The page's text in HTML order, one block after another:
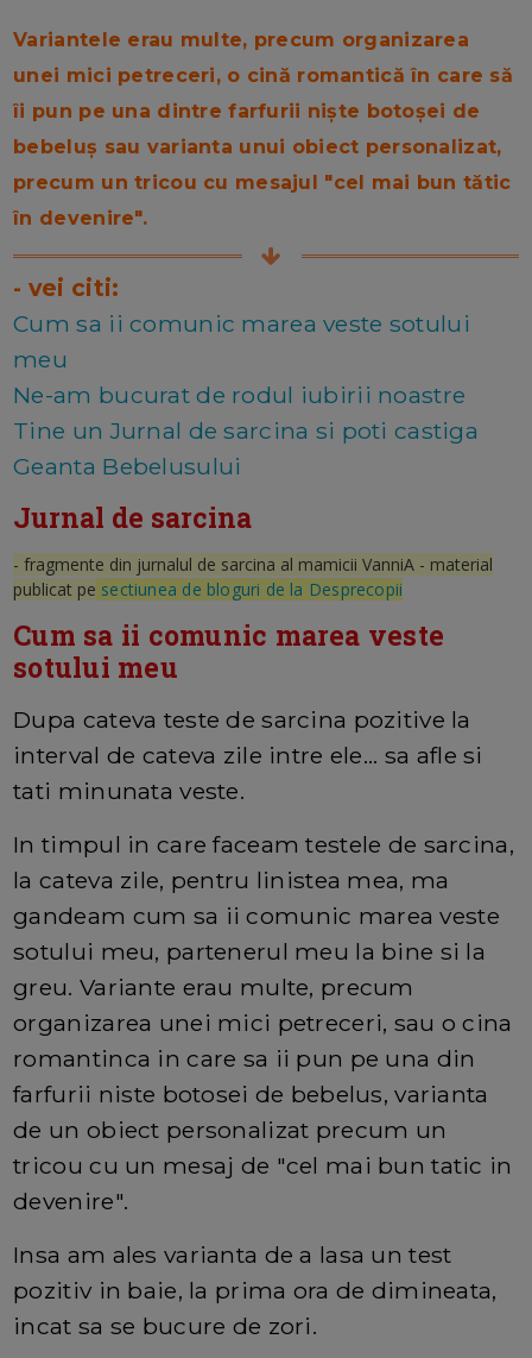
Variantele erau multe, precum organizarea
unei mici petreceri, o cină romantică în care să
îi pun pe una dintre farfurii niște botoșei de
bebeluș sau varianta unui obiect personalizat,
precum un tricou cu mesajul "cel mai bun tătic
în devenire".
- vei citi:
Cum sa ii comunic marea veste sotului
meu
Ne-am bucurat de rodul iubirii noastre
Tine un Jurnal de sarcina si poti castiga
Geanta Bebelusului
Jurnal de sarcina
- fragmente din jurnalul de sarcina al mamicii VanniA - material
publicat pe sectiunea de bloguri de la Desprecopii
Cum sa ii comunic marea veste
sotului meu
Dupa cateva teste de sarcina pozitive la
interval de cateva zile intre ele... sa afle si
tati minunata veste.
In timpul in care faceam testele de sarcina,
la cateva zile, pentru linistea mea, ma
gandeam cum sa ii comunic marea veste
sotului meu, partenerul meu la bine si la
greu. Variante erau multe, precum
organizarea unei mici petreceri, sau o cina
romantinca in care sa ii pun pe una din
farfurii niste botosei de bebelus, varianta
de un obiect personalizat precum un
tricou cu un mesaj de "cel mai bun tatic in
devenire".
Insa am ales varianta de a lasa un test
pozitiv in baie, la prima ora de dimineata,
incat sa se bucure de zori.